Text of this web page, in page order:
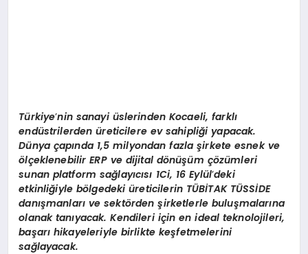
Türkiye’nin sanayi üslerinden Kocaeli, farklı
endüstrilerden üreticilere ev sahipliği yapacak.
Dünya çapında 1,5 milyondan fazla şirkete esnek ve
ölçeklenebilir ERP ve dijital dönüşüm çözümleri
sunan platform sağlayıcısı 1Ci, 16 Eylül’deki
etkinliğiyle bölgedeki üreticilerin TÜBİTAK TÜSSİDE
danışmanları ve sektördenşirketlerle buluşmalarına
olanak tanıyacak. Kendileri için en ideal teknolojileri,
başarı hikayeleriyle birlikte keşfetmelerini
sağlayacak.